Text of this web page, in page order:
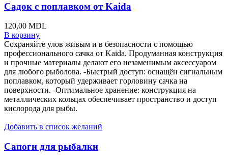
Садок с поплавком от Kaida
120,00 MDL
В корзину
Сохраняйте улов живым и в безопасности с помощью
профессионального сачка от Kaida. Продуманная конструкция
и прочные материалы делают его незаменимым аксессуаром
для любого рыболова. -Быстрый доступ: оснащён сигнальным
поплавком, который удерживает горловину сачка на
поверхности. -Оптимальное хранение: конструкция на
металлических кольцах обеспечивает пространство и доступ
кислорода для рыбы.
Добавить в список желаний
Сапоги для рыбалки